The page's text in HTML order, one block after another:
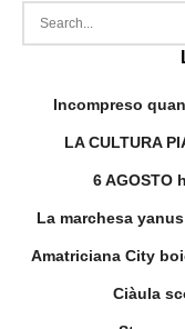
Incompreso
LA CULTURA
6 AGOSTO
La marchesa
Amatriciana City
Ciàula